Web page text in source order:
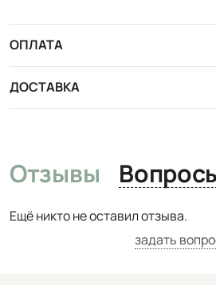
ОПЛАТА
ДОСТАВКА
Отзывы
Ещё никто не оставил отзыва.
задать